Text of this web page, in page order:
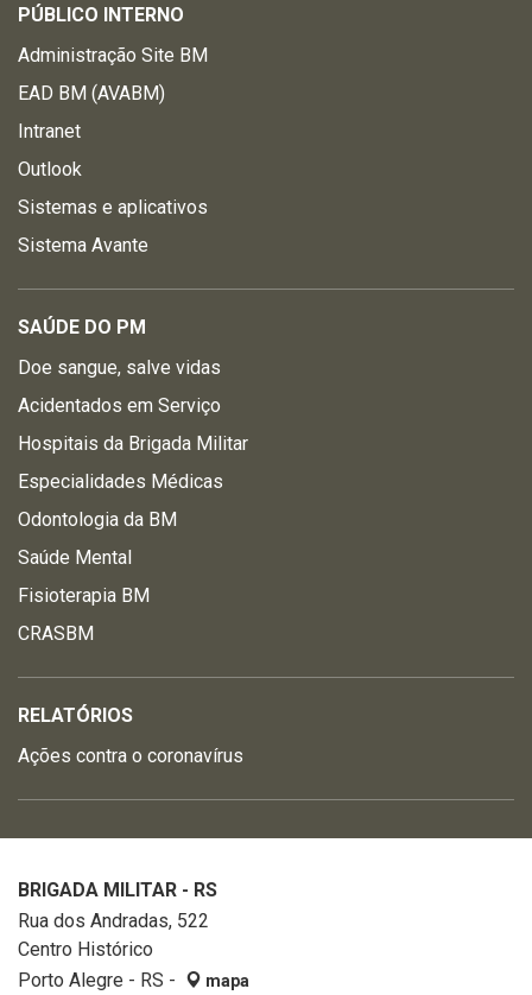
PÚBLICO INTERNO
Administração Site BM
EAD BM (AVABM)
Intranet
Outlook
Sistemas e aplicativos
Sistema Avante
SAÚDE DO PM
Doe sangue, salve vidas
Acidentados em Serviço
Hospitais da Brigada Militar
Especialidades Médicas
Odontologia da BM
Saúde Mental
Fisioterapia BM
CRASBM
RELATÓRIOS
Ações contra o coronavírus
BRIGADA MILITAR - RS
Rua dos Andradas, 522
Centro Histórico
Porto Alegre - RS -
mapa